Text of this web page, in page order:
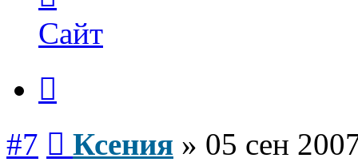
пользователя
Ксения
Сайт
#7 Ксения » 05 сен